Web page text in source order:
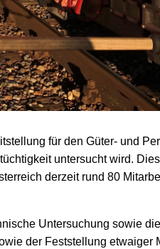
für den Güter- und
untersucht wird.
derzeit rund 80
Untersuchung sowie die
der Feststellung etwaiger